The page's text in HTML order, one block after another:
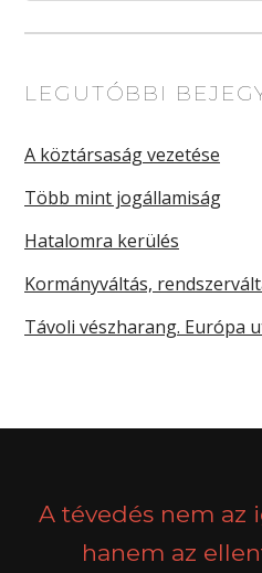
LEGUTÓBBI
A köztársaság vezetése
Több mint jogállamiság
Hatalomra kerülés
Kormányváltás,
Távoli vészharang. Európa
A tévedés nem az
hanem az